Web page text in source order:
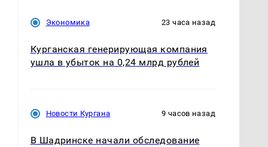
Экономика 23 часа назад
Курганская генерирующая компания
ушла в убыток на 0,24 млрд рублей
Новости Кургана 9 часов назад
В Шадринске начали обследование